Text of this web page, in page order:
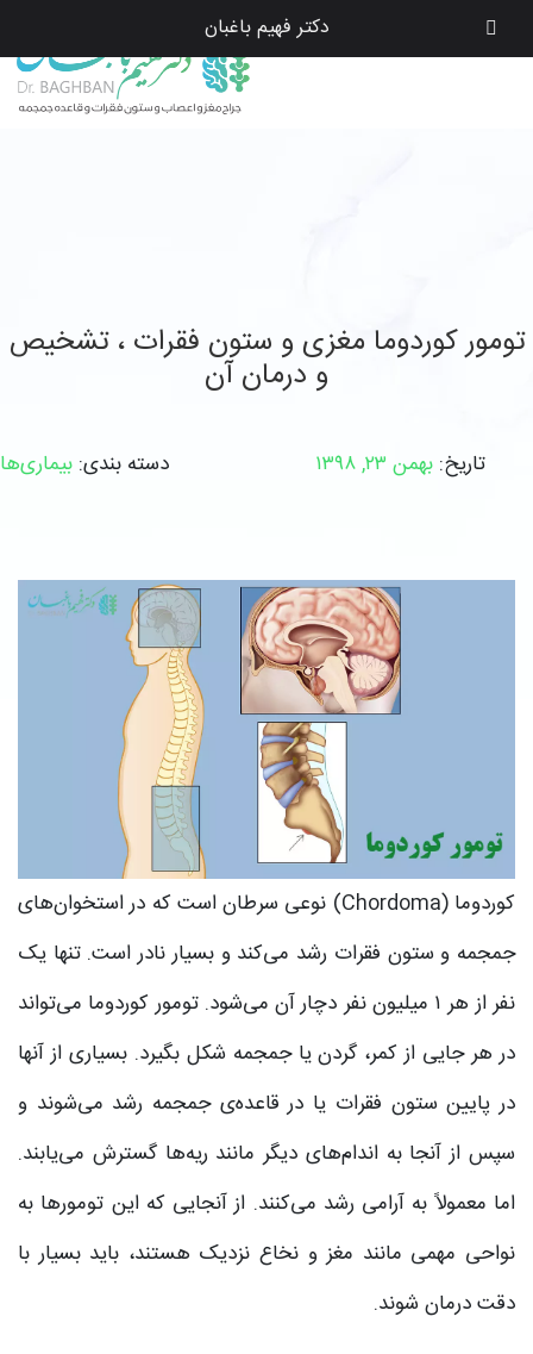
دکتر فهیم باغبان
تومور کوردوما مغزی و ستون فقرات ، تشخیص
و درمان آن
تاریخ: بهمن ۲۳, ۱۳۹۸ دسته بندی: بیماری‌ها
کوردوما (Chordoma) نوعی سرطان است که در استخوان‌های
جمجمه و ستون فقرات رشد می‌کند و بسیار نادر است. تنها یک
نفر از هر ۱ میلیون نفر دچار آن می‌شود. تومور کوردوما می‌تواند
در هر جایی از کمر، گردن یا جمجمه شکل بگیرد. بسیاری از آنها
در پایین ستون فقرات یا در قاعده‌ی جمجمه رشد می‌شوند و
سپس از آنجا به اندام‌های دیگر مانند ریه‌ها گسترش می‌یابند.
اما معمولاً به آرامی رشد می‌کنند. از آنجایی که این تومورها به
نواحی مهمی مانند مغز و نخاع نزدیک هستند، باید بسیار با
دقت درمان شوند.